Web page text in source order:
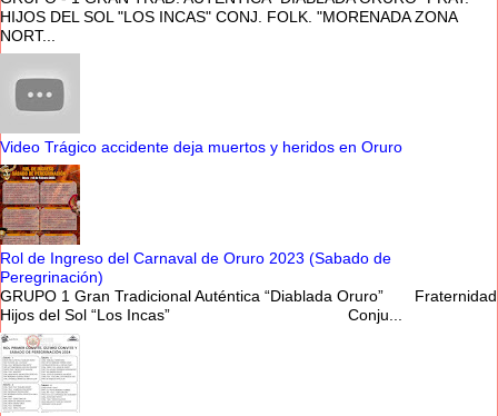
HIJOS DEL SOL "LOS INCAS" CONJ. FOLK. "MORENADA ZONA
NORT...
Video Trágico accidente deja muertos y heridos en Oruro
Rol de Ingreso del Carnaval de Oruro 2023 (Sabado de
Peregrinación)
GRUPO 1 Gran Tradicional Auténtica “Diablada Oruro” Fraternidad
Hijos del Sol “Los Incas” Conju...